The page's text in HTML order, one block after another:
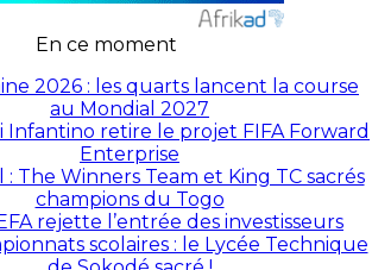
En ce moment
2026 : les quarts lancent la course
au Mondial 2027
Infantino retire le projet FIFA Forward
Enterprise
The Winners Team et King TC sacrés
champions du Togo
rejette l’entrée des investisseurs
scolaires : le Lycée Technique